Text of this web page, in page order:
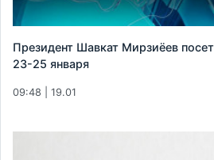
Президент Шавкат Мирзиёев
23-25 января
09:48 | 19.01